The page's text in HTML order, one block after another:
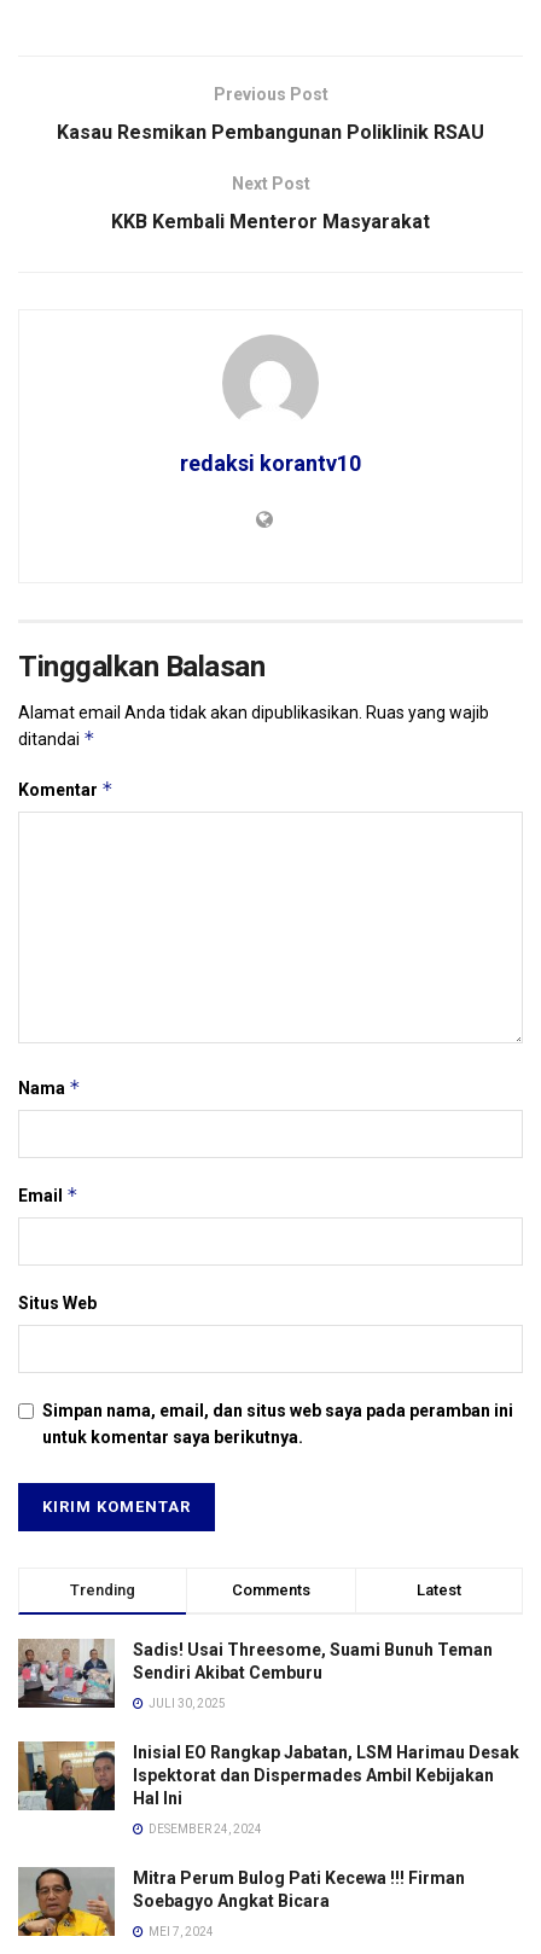
Previous Post
Kasau Resmikan Pembangunan Poliklinik RSAU
Next Post
KKB Kembali Menteror Masyarakat
redaksi korantv10
Tinggalkan Balasan
Alamat email Anda tidak akan dipublikasikan. Ruas yang wajib
ditandai *
Komentar *
Nama *
Email *
Situs Web
Simpan nama, email, dan situs web saya pada peramban ini
untuk komentar saya berikutnya.
Trending Comments Latest
Sadis! Usai Threesome, Suami Bunuh Teman
Sendiri Akibat Cemburu
JULI 30, 2025
Inisial EO Rangkap Jabatan, LSM Harimau Desak
Ispektorat dan Dispermades Ambil Kebijakan
Hal Ini
DESEMBER 24, 2024
Mitra Perum Bulog Pati Kecewa !!! Firman
Soebagyo Angkat Bicara
MEI 7, 2024